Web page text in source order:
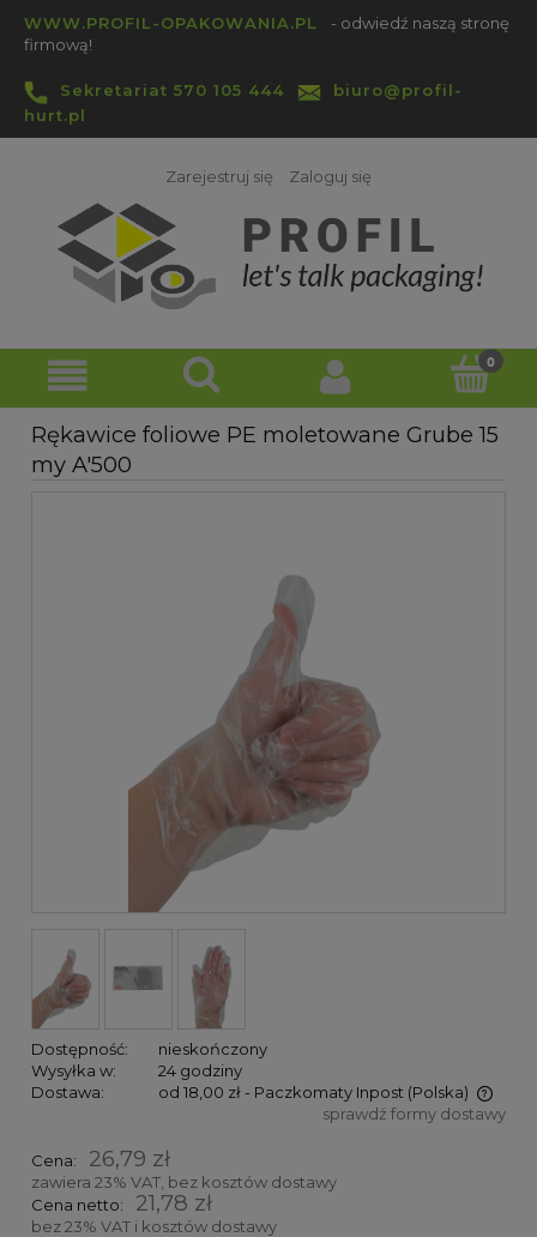
WWW.PROFIL-OPAKOWANIA.PL
- odwiedź naszą stronę
firmową!
Sekretariat 570 105 444
biuro@profil-
hurt.pl
Zarejestruj się Zaloguj się
Rękawice foliowe PE moletowane Grube 15
my A'500
Dostępność:
nieskończony
Wysyłka w:
24 godziny
Dostawa:
od 18,00 zł - Paczkomaty Inpost (Polska)
Cena nie zawiera ewentualnych kosztów płatności
sprawdź formy dostawy
Cena: 26,79 zł
zawiera 23% VAT, bez kosztów dostawy
Cena netto:
21,78 zł
bez 23% VAT i kosztów dostawy